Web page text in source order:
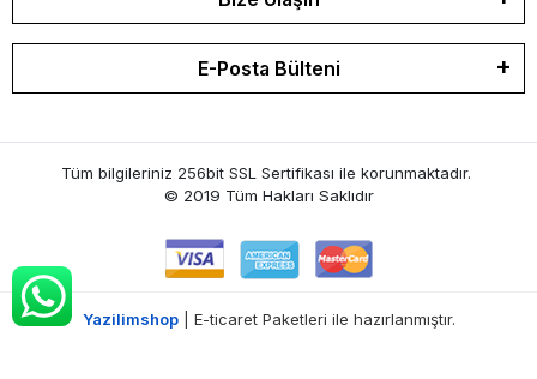
E-Posta Bülteni
Tüm bilgileriniz 256bit SSL Sertifikası ile korunmaktadır.
© 2019 Tüm Hakları Saklıdır
Yazilimshop| E-ticaret Paketleri ile hazırlanmıştır.